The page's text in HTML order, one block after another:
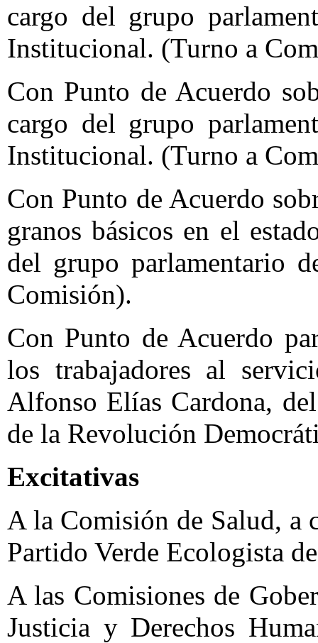
cargo del grupo
Institucional. (Turno a
Con Punto de Acuerdo
cargo del grupo
Institucional. (Turno a
Con Punto de Acuerdo
granos básicos en el
del grupo parlamentario
Comisión).
Con Punto de Acuerdo
los trabajadores al
Alfonso Elías Cardona,
de la Revolución
Excitativas
A la Comisión de Salud, a
Partido Verde Ecologista
A las Comisiones de
Justicia y Derechos